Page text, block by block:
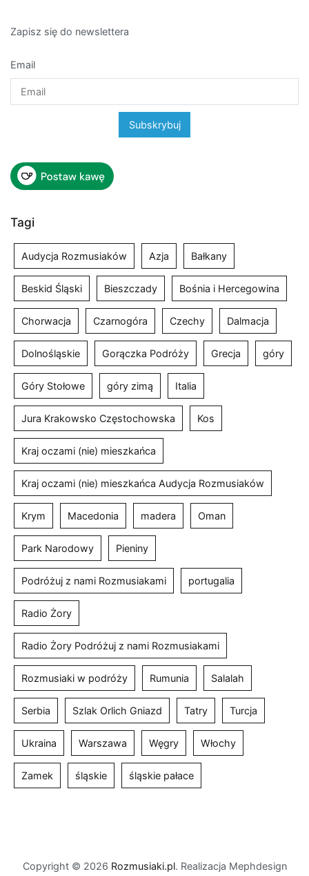
Zapisz się do newslettera
Email
Tagi
Audycja Rozmusiaków Azja Bałkany
Beskid Śląski Bieszczady Bośnia i Hercegowina
Chorwacja Czarnogóra Czechy Dalmacja
Dolnośląskie Gorączka Podróży Grecja góry
Góry Stołowe góry zimą Italia
Jura Krakowsko Częstochowska Kos
Kraj oczami (nie) mieszkańca
Kraj oczami (nie) mieszkańca Audycja Rozmusiaków
Krym Macedonia madera Oman
Park Narodowy Pieniny
Podróżuj z nami Rozmusiakami portugalia
Radio Żory
Radio Żory Podróżuj z nami Rozmusiakami
Rozmusiaki w podróży Rumunia Salalah
Serbia Szlak Orlich Gniazd Tatry Turcja
Ukraina Warszawa Węgry Włochy
Zamek śląskie śląskie pałace
Copyright © 2026 Rozmusiaki.pl. Realizacja Mephdesign